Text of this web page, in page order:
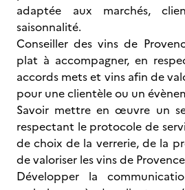
adaptée aux marchés,
saisonnalité.
Conseiller des vins de
plat à accompagner, en
accords mets et vins afin de
pour une clientèle ou un
Savoir mettre en œuvre un
respectant le protocole de
de choix de la verrerie, de la
de valoriser les vins de
Développer la